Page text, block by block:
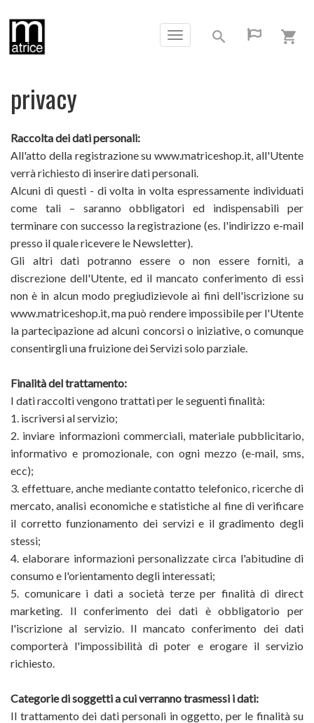
Toggle
navigation
privacy
Raccolta dei dati personali:
All'atto della registrazione su www.matriceshop.it, all'Utente
verrà richiesto di inserire dati personali.
Alcuni di questi - di volta in volta espressamente individuati
come tali – saranno obbligatori ed indispensabili per
terminare con successo la registrazione (es. l'indirizzo e-mail
presso il quale ricevere le Newsletter).
Gli altri dati potranno essere o non essere forniti, a
discrezione dell'Utente, ed il mancato conferimento di essi
non è in alcun modo pregiudizievole ai fini dell'iscrizione su
www.matriceshop.it, ma può rendere impossibile per l'Utente
la partecipazione ad alcuni concorsi o iniziative, o comunque
consentirgli una fruizione dei Servizi solo parziale.
Finalità del trattamento:
I dati raccolti vengono trattati per le seguenti finalità:
1. iscriversi al servizio;
2. inviare informazioni commerciali, materiale pubblicitario,
informativo e promozionale, con ogni mezzo (e-mail, sms,
ecc);
3. effettuare, anche mediante contatto telefonico, ricerche di
mercato, analisi economiche e statistiche al fine di verificare
il corretto funzionamento dei servizi e il gradimento degli
stessi;
4. elaborare informazioni personalizzate circa l'abitudine di
consumo e l'orientamento degli interessati;
5. comunicare i dati a società terze per finalità di direct
marketing. Il conferimento dei dati è obbligatorio per
l'iscrizione al servizio. Il mancato conferimento dei dati
comporterà l'impossibilità di poter e erogare il servizio
richiesto.
Categorie di soggetti a cui verranno trasmessi i dati:
Il trattamento dei dati personali in oggetto, per le finalità su